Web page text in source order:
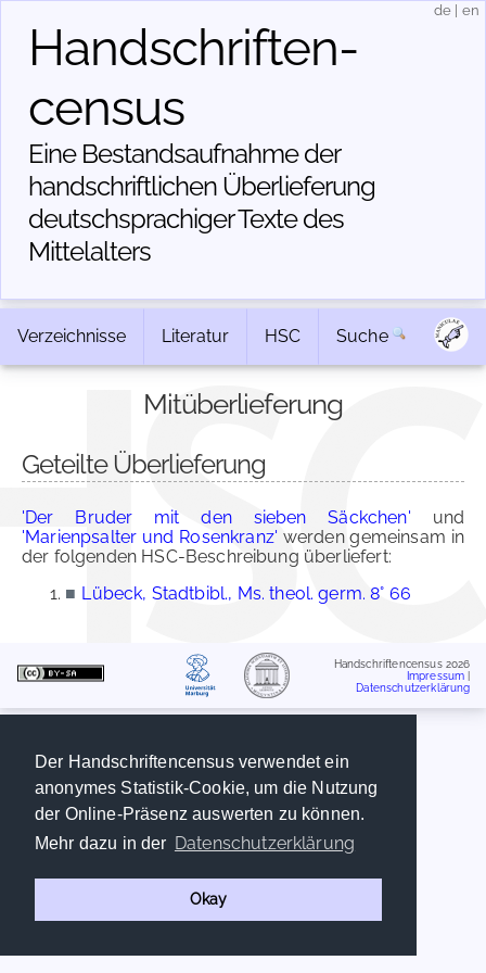
Der Handschriftencensus verwendet ein
anonymes Statistik-Cookie, um die Nutzung
der Online-Präsenz auswerten zu können.
Mehr dazu in der Datenschutzerklärung
Okay
Handschriften­
census
Eine Bestandsaufnahme der
handschriftlichen Über­lieferung
deutschsprachiger Texte des
Mittelalters
de en
Verzeichnisse Literatur HSC Suche
Mitüberlieferung
Geteilte Überlieferung
'Der Bruder mit den sieben Säckchen' und
'Marienpsalter und Rosenkranz' werden gemeinsam in
der folgenden HSC-Beschreibung überliefert:
■ Lübeck, Stadtbibl., Ms. theol. germ. 8° 66
Handschriftencensus 2026
Impressum
Datenschutzerklärung